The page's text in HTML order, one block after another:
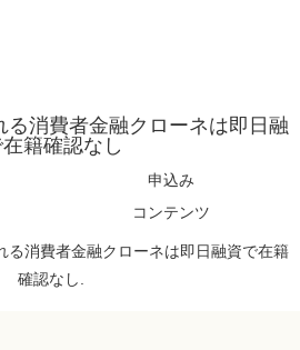
る消費者金融クローネは即日融
籍確認なし
申込み
コンテンツ
消費者金融クローネは即日融資で在籍
確認なし.